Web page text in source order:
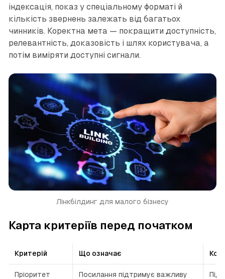
індексація, показ у спеціальному форматі й
кількість звернень залежать від багатьох
чинників. Коректна мета — покращити доступність,
релевантність, доказовість і шлях користувача, а
потім виміряти доступні сигнали.
Лінкбілдинг для малого бізнесу
Карта критеріїв перед початком
Критерій Що означає
Пріоритет
Посилання підтримує важливу